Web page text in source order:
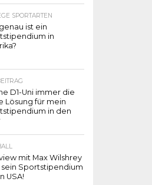
SPORTARTEN
ist ein
in
D1-Uni immer die
Lösung für mein
in den
mit Max Wilshrey
Sportstipendium
USA!